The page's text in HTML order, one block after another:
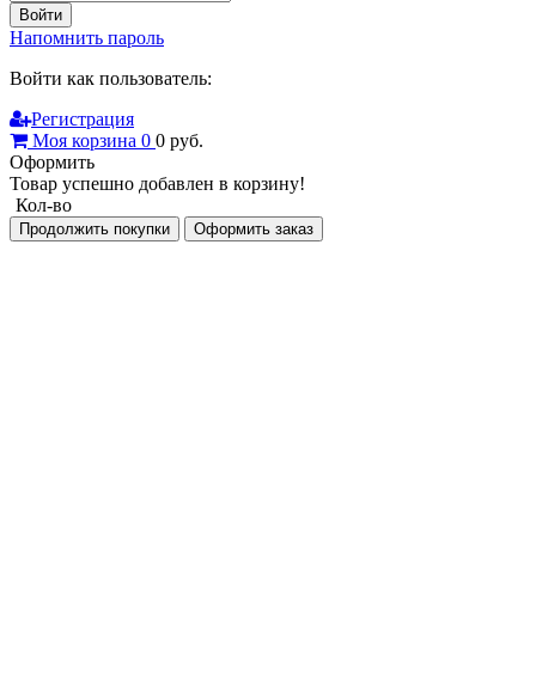
Войти
Напомнить пароль
Войти как пользователь:
Регистрация
Моя корзина 0 0 руб.
Оформить
Товар успешно добавлен в корзину!
Кол-во
Продолжить покупки Оформить заказ